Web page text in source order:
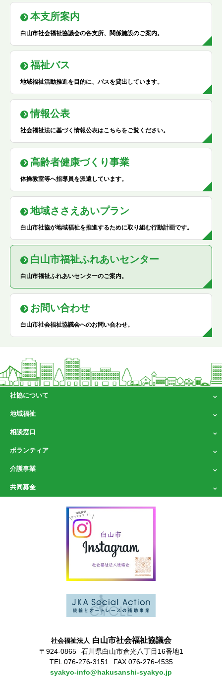
本支所案内
白山市社会福祉協議会の各支所、関係施設のご案内。
福祉バス
地域福祉活動推進を目的に、バスを貸出しています。
情報公表
社会福祉法に基づく情報公表はこちらをご覧ください。
高齢者健康づくり事業
体操教室等へ指導員を派遣しています。
地域ささえあいプラン
白山市社協が地域福祉を推進するために取り組む行動計画です。
白山市福祉ふれあいセンター
白山市福祉ふれあいセンターのご案内。
お問い合わせ
白山市社会福祉協議会へのお問い合わせ。
社協について
地域福祉
相談窓口
ボランティア
介護事業
共同募金
社会福祉法人 白山市社会福祉協議会
〒924-0865
石川県白山市倉光八丁目16番地1
TEL 076-276-3151
FAX 076-276-4535
syakyo-info@hakusanshi-syakyo.jp